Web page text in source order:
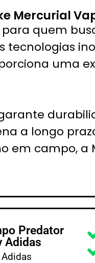
Mercurial
para quem
uma
a longo
em campo, a
Predator
Adidas